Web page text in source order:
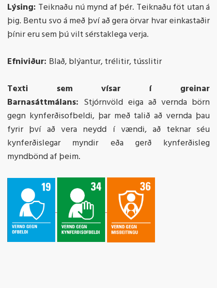
Lýsing: Teiknaðu nú mynd af þér. Teiknaðu föt utan á
þig. Bentu svo á með því að gera örvar hvar einkastaðir
þínir eru sem þú vilt sérstaklega verja.
Efniviður: Blað, blýantur, trélitir, tússlitir
Texti sem vísar í greinar
Barnasáttmálans: Stjórnvöld eiga að vernda börn
gegn kynferðisofbeldi, þar með talið að vernda þau
fyrir því að vera neydd í vændi, að teknar séu
kynferðislegar myndir eða gerð kynferðisleg
myndbönd af þeim.